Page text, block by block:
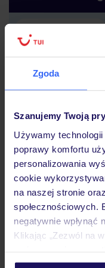
Zgoda
Szanujemy Twoją
Używamy
poprawy komfortu
personalizowania
cookie
na naszej stronie
społecznościowych.
negatywnie wpłynąć
Klikając „Zezwól na
personalizować swój
Lider niskich cen
Hotel
Pokoje
Wyżywienie